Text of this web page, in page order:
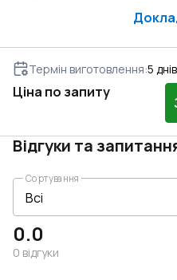
Термін виготовлення:5 днів
Ціна по запиту
Відгуки та
0.0
0 відгуки
Сортування